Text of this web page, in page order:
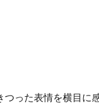
つった表情を横目に